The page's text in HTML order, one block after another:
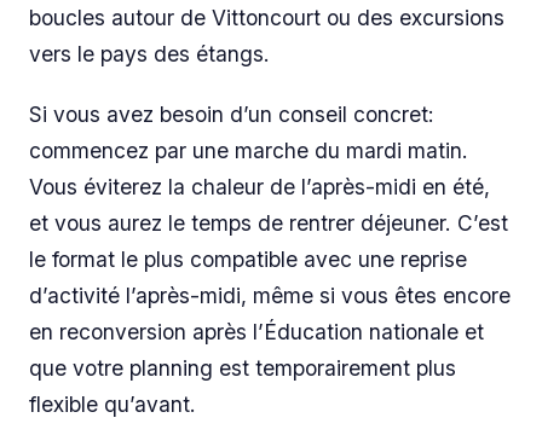
boucles autour de Vittoncourt ou des excursions
vers le pays des étangs.
Si vous avez besoin d’un conseil concret:
commencez par une marche du mardi matin.
Vous éviterez la chaleur de l’après-midi en été,
et vous aurez le temps de rentrer déjeuner. C’est
le format le plus compatible avec une reprise
d’activité l’après-midi, même si vous êtes encore
en reconversion après l’Éducation nationale et
que votre planning est temporairement plus
flexible qu’avant.